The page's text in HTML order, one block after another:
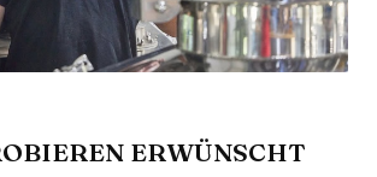
ERWÜNSCHT